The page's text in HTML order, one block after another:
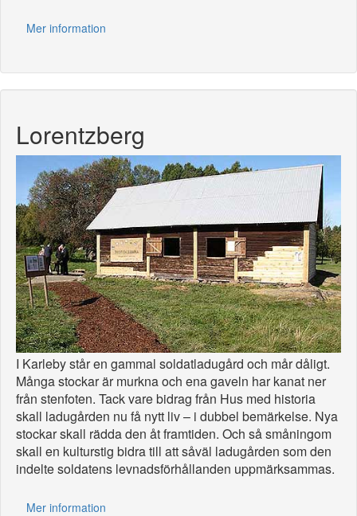
Mer information
Lorentzberg
I Karleby står en gammal soldatladugård och mår dåligt.
Många stockar är murkna och ena gaveln har kanat ner
från stenfoten. Tack vare bidrag från Hus med historia
skall ladugården nu få nytt liv – i dubbel bemärkelse. Nya
stockar skall rädda den åt framtiden. Och så småningom
skall en kulturstig bidra till att såväl ladugården som den
indelte soldatens levnadsförhållanden uppmärksammas.
Mer information